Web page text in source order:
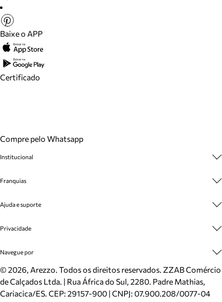
Baixe o APP
Certificado
Compre pelo Whatsapp
Institucional
Cashback
Venda Corporativa
Mapa do Site
Inverno
Mundo Arezzo
Franquias
Plano de Negócio
Ajuda e suporte
Cadastro
Meus Pedidos
Trocas e Devoluções
Cartão Presente
Localizador de lojas
Privacidade
Politica e Privacidade
Navegue por
Sapatos
Bolsas
Scarpins
©2026, Arezzo. Todos os direitos reservados. ZZAB Comércio
de Calçados Ltda. | Rua África do Sul, 2280. Padre Mathias,
Cariacica/ES. CEP: 29157-900 | CNPJ: 07.900.208/0077-04